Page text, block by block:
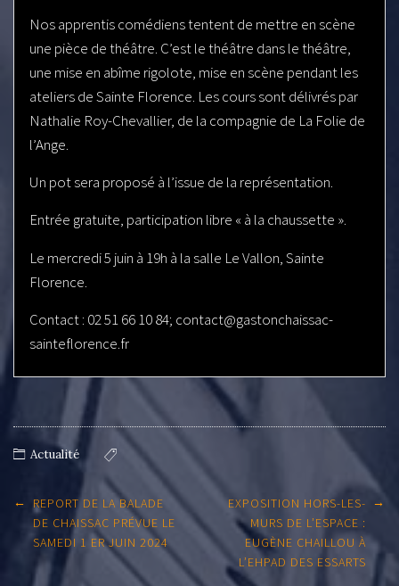
Nos apprentis comédiens tentent de mettre en scène
une pièce de théâtre. C’est le théâtre dans le théâtre,
une mise en abîme rigolote, mise en scène pendant les
ateliers de Sainte Florence. Les cours sont délivrés par
Nathalie Roy-Chevallier, de la compagnie de La Folie de
l’Ange.
Un pot sera proposé à l’issue de la représentation.
Entrée gratuite, participation libre « à la chaussette ».
Le mercredi 5 juin à 19h à la salle Le Vallon, Sainte
Florence.
Contact : 02 51 66 10 84; contact@gastonchaissac-
sainteflorence.fr
Actualité
Post
navigation
←
REPORT DE LA BALADE
DE CHAISSAC PRÉVUE LE
SAMEDI 1 ER JUIN 2024
EXPOSITION HORS-LES-
MURS DE L’ESPACE :
EUGÈNE CHAILLOU À
L’EHPAD DES ESSARTS
→